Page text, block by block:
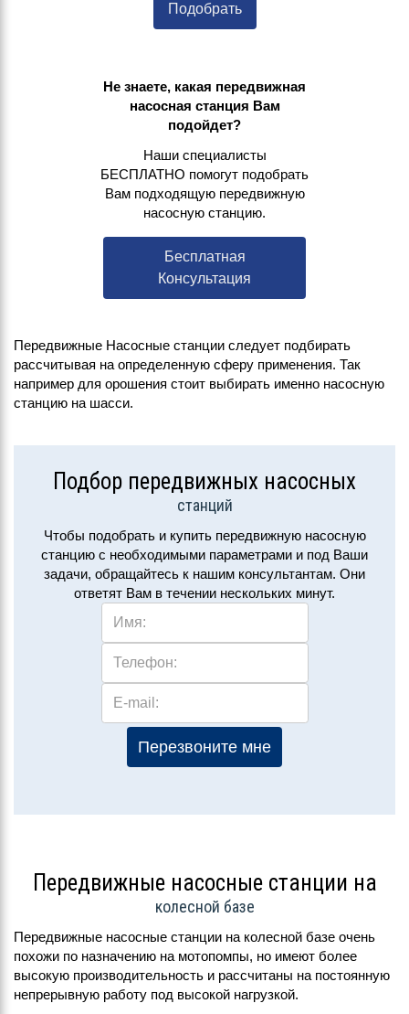
Подобрать
Не знаете, какая передвижная
насосная станция Вам
подойдет?
Наши специалисты
БЕСПЛАТНО помогут подобрать
Вам подходящую передвижную
насосную станцию.
Бесплатная
Консультация
Передвижные Насосные станции следует подбирать
рассчитывая на определенную сферу применения. Так
например для орошения стоит выбирать именно насосную
станцию на шасси.
Подбор передвижных насосных
станций
Чтобы подобрать и купить передвижную насосную
станцию с необходимыми параметрами и под Ваши
задачи, обращайтесь к нашим консультантам. Они
ответят Вам в течении нескольких минут.
Имя:
Телефон:
E-mail:
Перезвоните мне
Передвижные насосные станции на
колесной базе
Передвижные насосные станции на колесной базе очень
похожи по назначению на мотопомпы, но имеют более
высокую производительность и рассчитаны на постоянную
непрерывную работу под высокой нагрузкой.